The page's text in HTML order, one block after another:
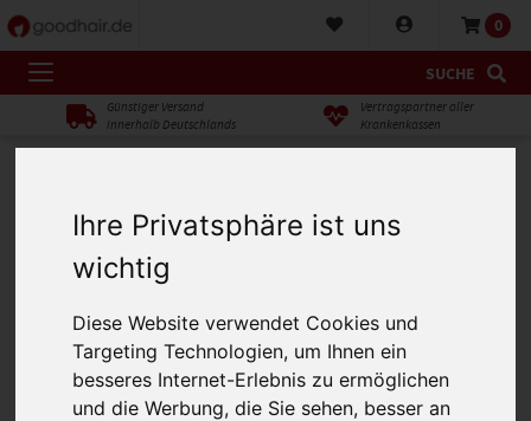
Ihre Privatsphäre ist uns
wichtig
Diese Website verwendet Cookies und
Targeting Technologien, um Ihnen ein
besseres Internet-Erlebnis zu ermöglichen
und die Werbung, die Sie sehen, besser an
0
SUCHE
Günstiger Versand
innerhalb Deutschlands
Vertragspartner aller
Krankenkassen